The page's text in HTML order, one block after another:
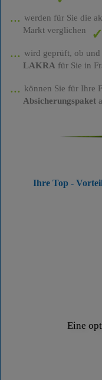
werden für Sie die
Markt verglichen
wird geprüft, ob und
LAKRA für Sie in
können Sie für Ihre
Absicherungspaket
Ihre Top -
Eine